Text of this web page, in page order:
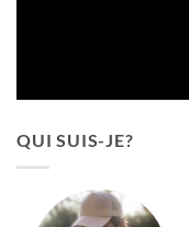
QUI SUIS-JE?